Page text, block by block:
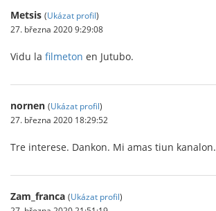
Metsis (Ukázat profil)
27. března 2020 9:29:08
Vidu la filmeton en Jutubo.
nornen (Ukázat profil)
27. března 2020 18:29:52
Tre interese. Dankon. Mi amas tiun kanalon.
Zam_franca (Ukázat profil)